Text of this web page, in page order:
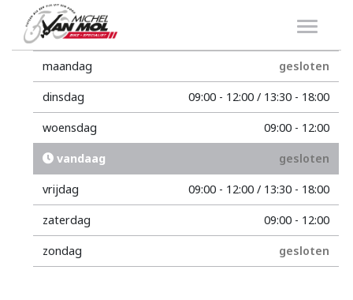
maandag gesloten
dinsdag 09:00 - 12:00 / 13:30 - 18:00
woensdag 09:00 - 12:00
vandaag gesloten
vrijdag 09:00 - 12:00 / 13:30 - 18:00
zaterdag 09:00 - 12:00
zondag gesloten